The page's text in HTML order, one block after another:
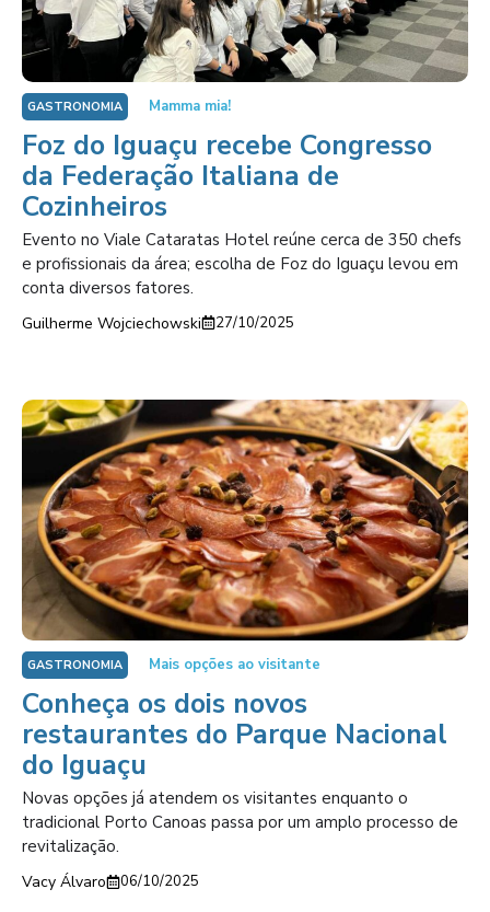
GASTRONOMIA Mamma mia!
Foz do Iguaçu recebe Congresso
da Federação Italiana de
Cozinheiros
Evento no Viale Cataratas Hotel reúne cerca de 350 chefs
e profissionais da área; escolha de Foz do Iguaçu levou em
conta diversos fatores.
Guilherme Wojciechowski 27/10/2025
GASTRONOMIA Mais opções ao visitante
Conheça os dois novos
restaurantes do Parque Nacional
do Iguaçu
Novas opções já atendem os visitantes enquanto o
tradicional Porto Canoas passa por um amplo processo de
revitalização.
Vacy Álvaro 06/10/2025